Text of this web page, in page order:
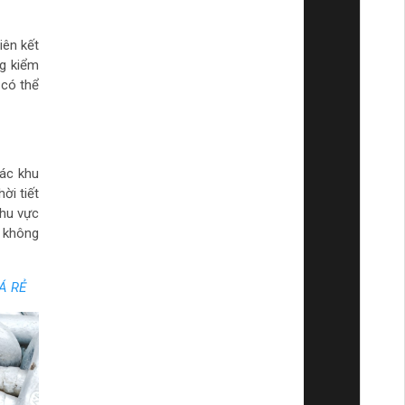
kết
kiểm
thể
khu
tiết
vực
RẺ